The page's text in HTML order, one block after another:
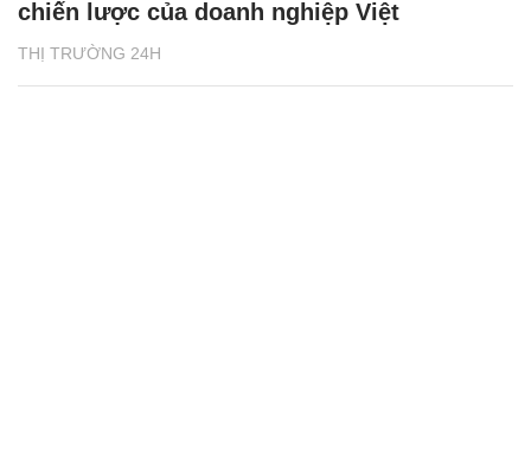
THỊ TRƯỜNG 24H
chiến lược của doanh nghiệp Việt